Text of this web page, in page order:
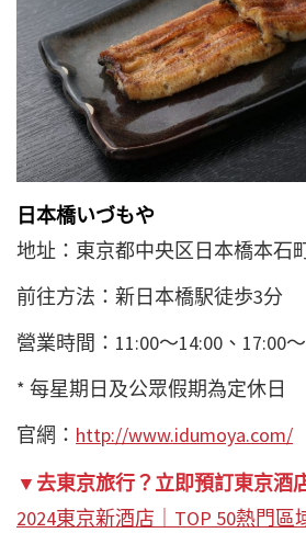
日本橋いづもや
地址：東京都中央区日本橋本石
前往方法：新日本橋駅徒歩3分
營業時間：11:00～14:00、17:00
* 每星期日及公眾假期為定休日
官網： http://www.idumoya.com/
▼去東京旅行？立即預訂東京酒
2024東京新酒店｜TOP 50熱門